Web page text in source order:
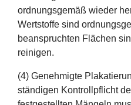
ordnungsgemäß wieder
Wertstoffe sind
beanspruchten Flächen
reinigen.
(4) Genehmigte
ständigen Kontrollpflicht